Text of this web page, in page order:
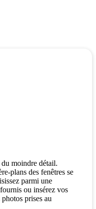
moindre détail.
plans des fenêtres se
parmi une
ou insérez vos
prises au